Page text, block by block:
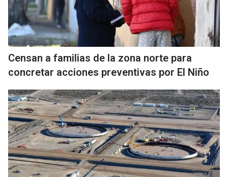
Censan a familias de la zona norte para
concretar acciones preventivas por El Niño